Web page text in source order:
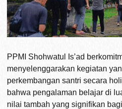
PPMI Shohwatul Is’ad
menyelenggarakan kegiatan
perkembangan santri secara
bahwa pengalaman belajar di
nilai tambah yang signifikan